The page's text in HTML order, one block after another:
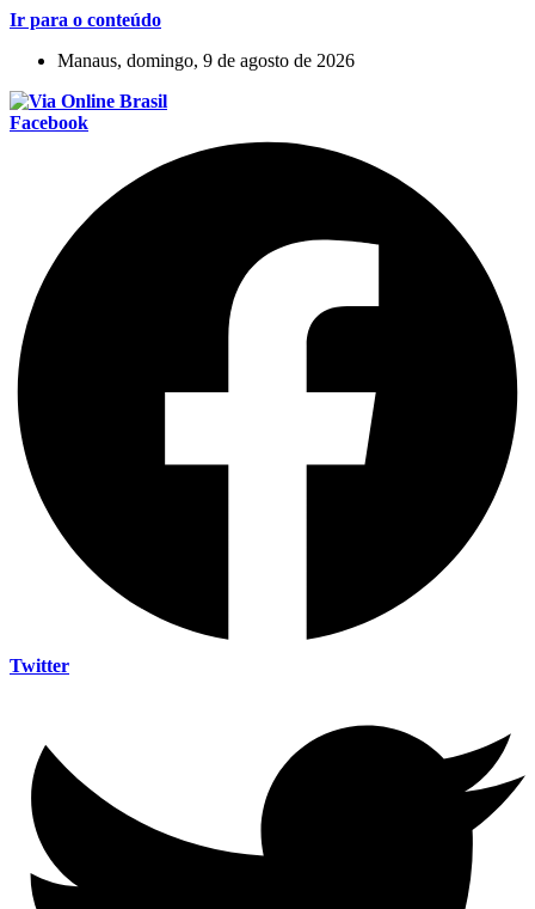
Ir para o conteúdo
Manaus, domingo, 9 de agosto de 2026
Facebook
Twitter